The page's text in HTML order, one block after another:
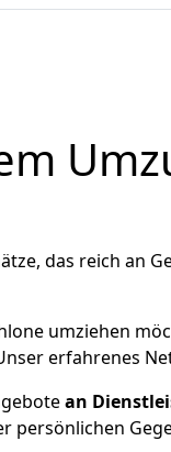
das reich an
umziehen
erfahrenes
an
persönlichen